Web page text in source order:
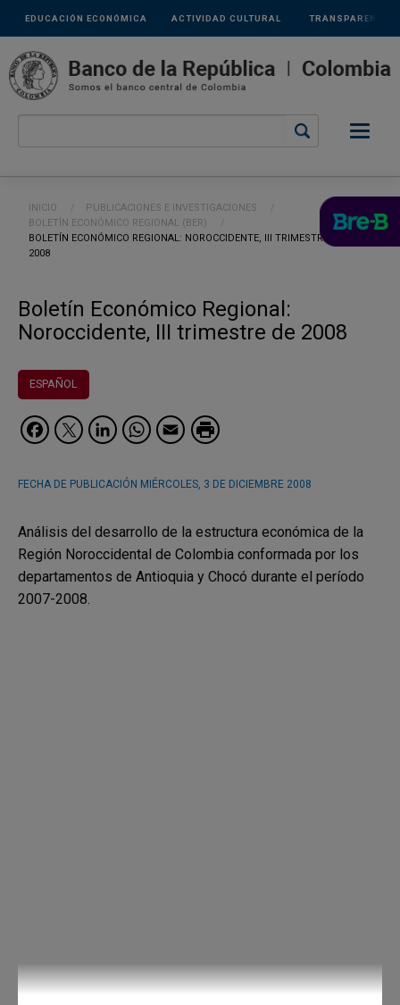
Pasar al contenido principal
Links
secundarios
ACTIVIDAD CULTURAL
EDUCACIÓN ECONÓMICA TRANSPARENCIA
Ruta de navegación
INICIO
PUBLICACIONES E INVESTIGACIONES
BOLETÍN ECONÓMICO REGIONAL (BER)
CURRENT:
BOLETÍN ECONÓMICO REGIONAL: NOROCCIDENTE, III TRIMESTRE DE
2008
Boletín Económico Regional:
Noroccidente, III trimestre de 2008
ESPAÑOL
Facebook
Twitter
LinkedIn
WhatsApp
Email
FECHA DE PUBLICACIÓN MIÉRCOLES, 3 DE DICIEMBRE 2008
Análisis del desarrollo de la estructura económica de la
Región Noroccidental de Colombia conformada por los
departamentos de Antioquia y Chocó durante el período
2007-2008.